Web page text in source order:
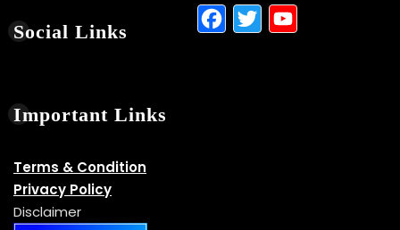
Visitor Counter
Users Today : 574